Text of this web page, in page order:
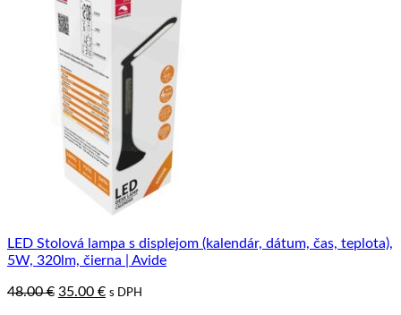
LED Stolová lampa s displejom (kalendár, dátum, čas, teplota),
5W, 320lm, čierna | Avide
48.00€ Pôvodná
35.00 €Aktuálna
s DPH